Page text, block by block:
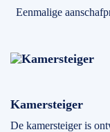
Eenmalige
Kamersteiger
De kamersteiger is